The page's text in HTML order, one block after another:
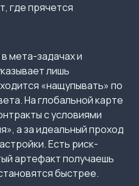
где прячется
мета-задачах и
лишь
«нащупывать» по
На глобальной карте
с условиями
а за идеальный проход
Есть риск-
артефакт получаешь
быстрее.